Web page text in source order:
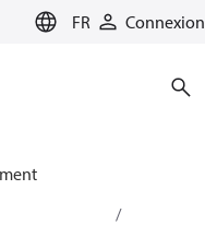
FR Connexion